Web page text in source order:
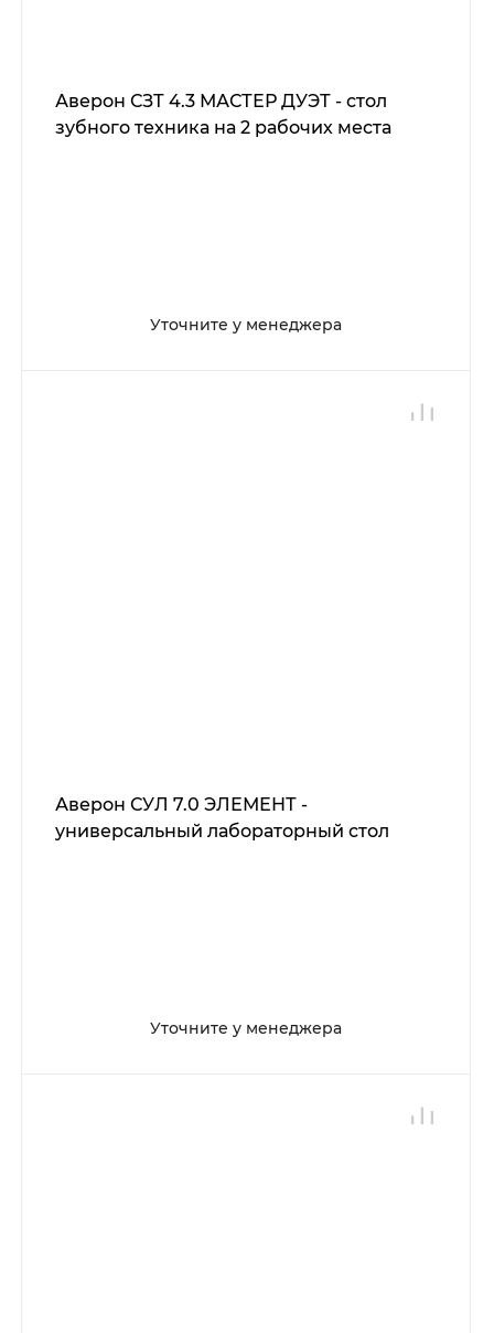
Аверон СЗТ 4.3 МАСТЕР ДУЭТ - стол
зубного техника на 2 рабочих места
Уточните у менеджера
Аверон СУЛ 7.0 ЭЛЕМЕНТ -
универсальный лабораторный стол
Уточните у менеджера